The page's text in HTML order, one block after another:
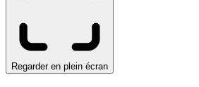
Regarder en plein écran